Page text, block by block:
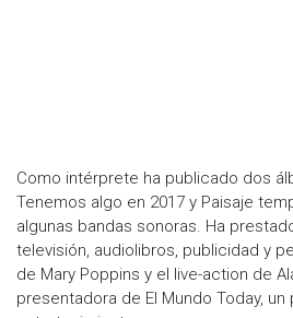
Como intérprete ha publicado dos
Tenemos algo en 2017 y Paisaje
algunas bandas sonoras. Ha
televisión, audiolibros, publicidad y
de Mary Poppins y el live-action de
presentadora de El Mundo Today, un